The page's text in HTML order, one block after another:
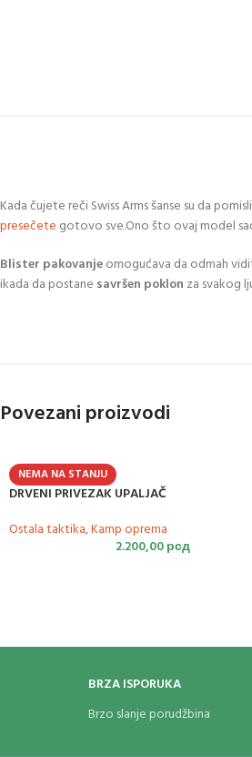
Kada čujete reči Swiss Arms šanse su da
presečete gotovo sve.Ono što ovaj model
Blister pakovanjeomogućava da odmah
ikada da postane savršen poklon za svakog
Povezani proizvodi
NEMA NA STANJU
DRVENI PRIVEZAK UPALJAČ
Ostala taktika,Kamp oprema
2.200,00рсд
BRZA ISPORUKA
Brzo slanje porudžbina